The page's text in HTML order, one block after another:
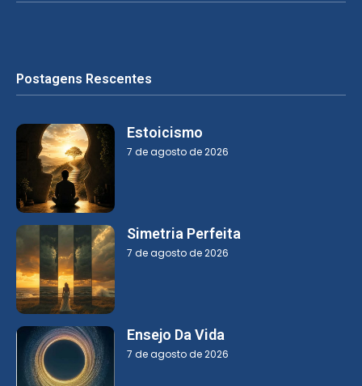
Postagens Rescentes
Estoicismo
7 de agosto de 2026
Simetria Perfeita
7 de agosto de 2026
Ensejo Da Vida
7 de agosto de 2026